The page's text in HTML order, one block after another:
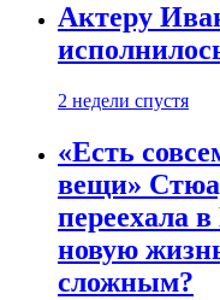
Актеру
2 недели спустя
«Есть
вещи»
переехала
новую
сложным?